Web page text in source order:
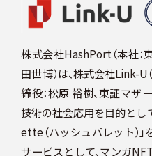
株式会社HashPort（本社：
田世博）は、株式会社Link-U
締役：松原 裕樹、東証マザ
技術の社会応用を目的とし
ette（ハッシュパレット）
サービスとして、マンガ